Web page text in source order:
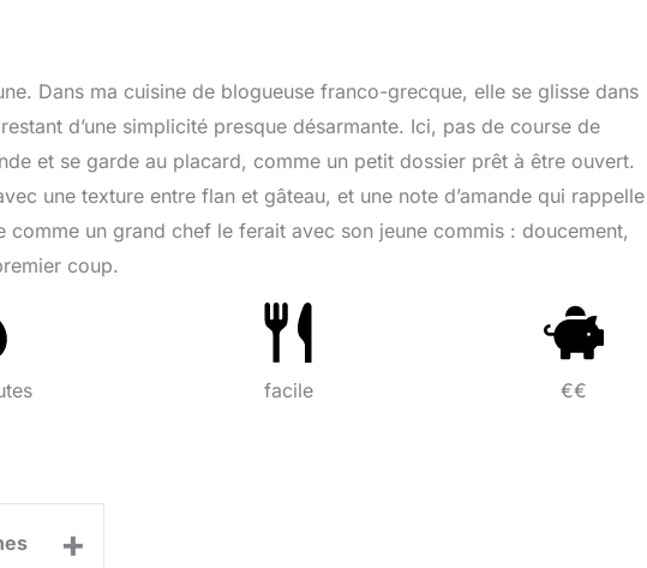
Dans ma cuisine de blogueuse franco-grecque, elle se glisse dans
d’une simplicité presque désarmante. Ici, pas de course de
et se garde au placard, comme un petit dossier prêt à être ouvert.
une texture entre flan et gâteau, et une note d’amande qui rappelle
un grand chef le ferait avec son jeune commis : doucement,
coup.
facile €€
+